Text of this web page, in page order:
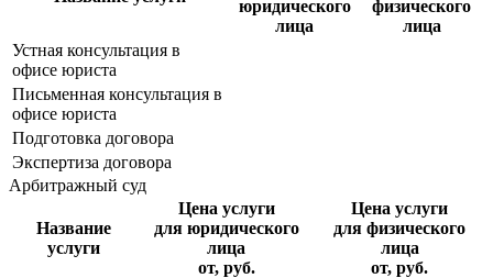
юридического
лица
физического
лица
Устная консультация в
офисе юриста
Письменная консультация в
офисе юриста
Подготовка договора
Экспертиза договора
Арбитражный суд
Название
услуги
Цена услуги
для юридического
лица
от, руб.
Цена услуги
для физического
лица
от, руб.